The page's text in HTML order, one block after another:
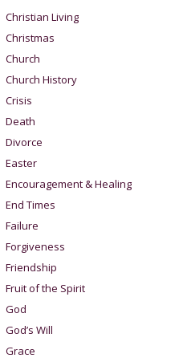
Christian Living
Christmas
Church
Church History
Crisis
Death
Divorce
Easter
Encouragement & Healing
End Times
Failure
Forgiveness
Friendship
Fruit of the Spirit
God
God’s Will
Grace